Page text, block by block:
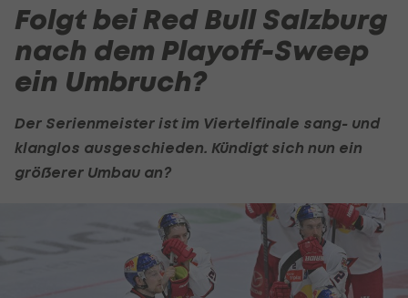
Folgt bei Red Bull Salzburg
nach dem Playoff-Sweep
ein Umbruch?
Der Serienmeister ist im Viertelfinale sang- und
klanglos ausgeschieden. Kündigt sich nun ein
größerer Umbau an?